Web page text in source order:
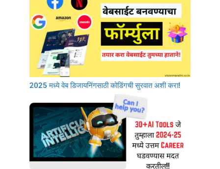
2025 मध्ये वेब डिजायनिंगसाठी कोडिंगची सुरवात अशी करा!